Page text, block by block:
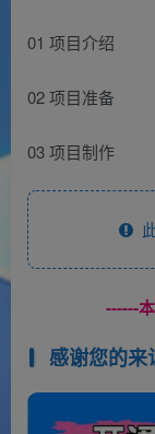
01 项目介绍
02 项目准备
03 项目制作
此
------
感谢您的来